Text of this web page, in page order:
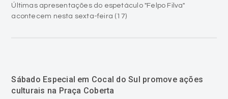
Últimas apresentações do espetáculo "Felpo Filva"
acontecem nesta sexta-feira (17)
Sábado Especial em Cocal do Sul promove ações
culturais na Praça Coberta